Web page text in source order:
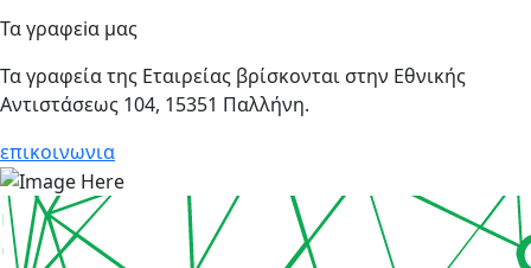
Τα γραφεiα μας
Τα γραφεία της Εταιρείας βρίσκονται στην Eθνικής
Αντιστάσεως 104, 15351 Παλλήνη.
επικοινωνια